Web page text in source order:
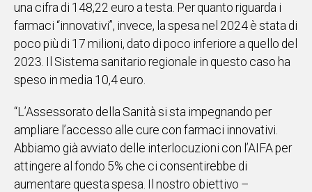
una cifra di 148,22 euro a testa. Per quanto riguarda i
farmaci “innovativi”, invece, la spesa nel 2024 è stata di
poco più di 17 milioni, dato di poco inferiore a quello del
2023. Il Sistema sanitario regionale in questo caso ha
speso in media 10,4 euro.
“L’Assessorato della Sanità si sta impegnando per
ampliare l’accesso alle cure con farmaci innovativi.
Abbiamo già avviato delle interlocuzioni con l’AIFA per
attingere al fondo 5% che ci consentirebbe di
aumentare questa spesa. Il nostro obiettivo –